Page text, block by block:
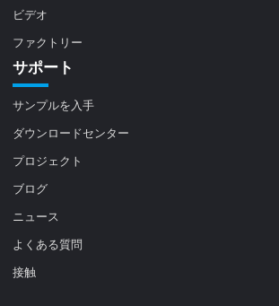
ビデオ
ファクトリー
サポート
サンプルを入手
ダウンロードセンター
プロジェクト
ブログ
ニュース
よくある質問
接触